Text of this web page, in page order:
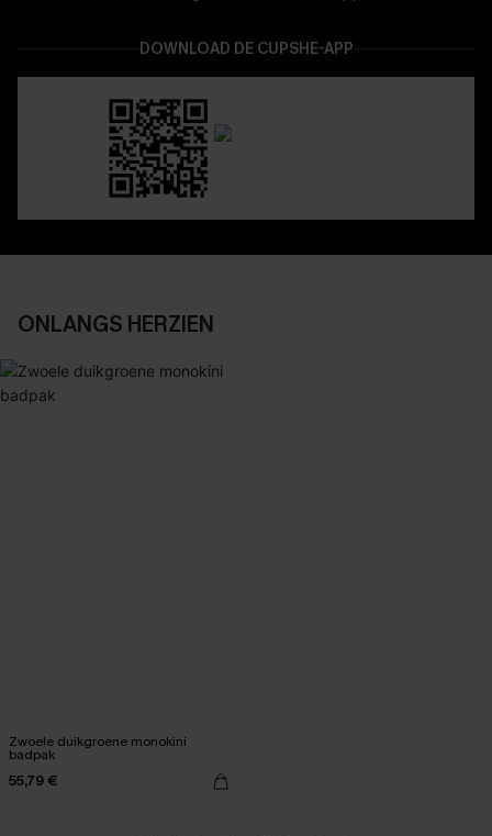
DOWNLOAD DE CUPSHE-APP
ONLANGS HERZIEN
Zwoele duikgroene monokini
badpak
55,79 €